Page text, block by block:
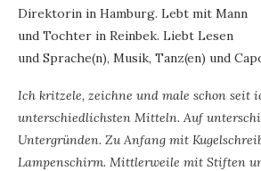
Direktorin in Hamburg. Lebt mit Mann
und Tochter in Reinbek. Liebt Lesen
und Sprache(n), Musik, Tanz(en) und
Ich kritzele, zeichne und male schon seit
unterschiedlichsten Mitteln. Auf
Untergründen. Zu Anfang mit
Lampenschirm. Mittlerweile mit Stiften